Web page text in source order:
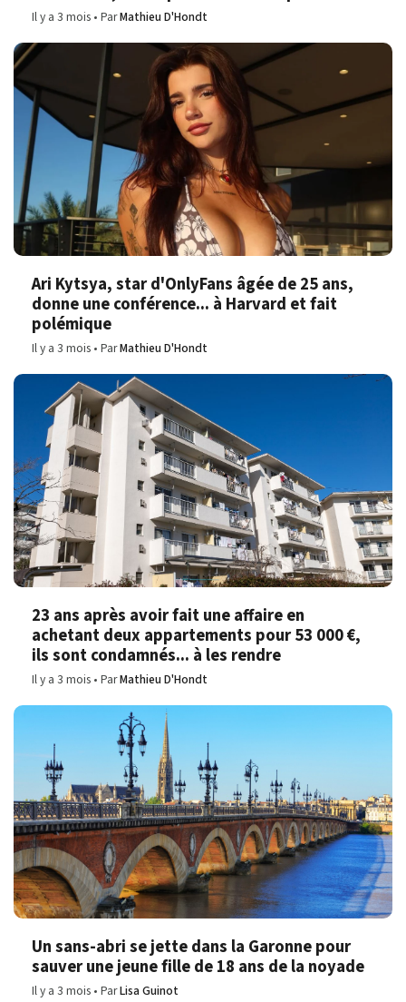
Il y a 3 mois ParMathieu D'Hondt
Ari Kytsya, star d'OnlyFans âgée de 25 ans,
donne une conférence... à Harvard et fait
polémique
Il y a 3 mois ParMathieu D'Hondt
23 ans après avoir fait une affaire en
achetant deux appartements pour 53 000 €,
ils sont condamnés... à les rendre
Il y a 3 mois ParMathieu D'Hondt
Un sans-abri se jette dans la Garonne pour
sauver une jeune fille de 18 ans de la noyade
Il y a 3 mois ParLisa Guinot